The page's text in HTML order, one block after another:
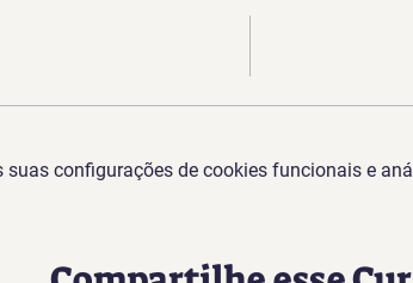
configurações de cookies funcionais e